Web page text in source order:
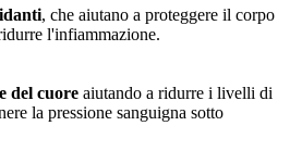
, che aiutano a proteggere il corpo
l'infiammazione.
del cuore aiutando a ridurre i livelli di
la pressione sanguigna sotto